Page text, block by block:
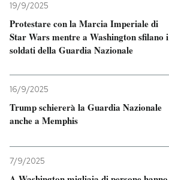
19/9/2025
Protestare con la Marcia Imperiale di
Star Wars mentre a Washington sfilano i
soldati della Guardia Nazionale
16/9/2025
Trump schiererà la Guardia Nazionale
anche a Memphis
7/9/2025